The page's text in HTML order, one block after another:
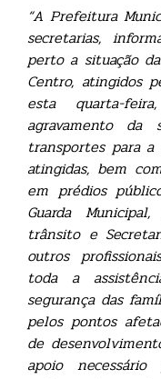
“A Prefeitura
secretarias,
perto a situação
Centro, atingidos
esta quarta-
agravamento da
transportes para
atingidas, bem
em prédios
Guarda
trânsito e
outros
toda a
segurança das
pelos pontos
de
apoio